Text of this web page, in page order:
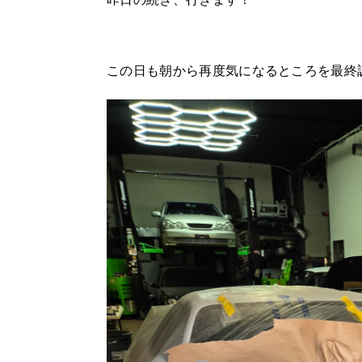
この日も朝から再度気になるところを最終